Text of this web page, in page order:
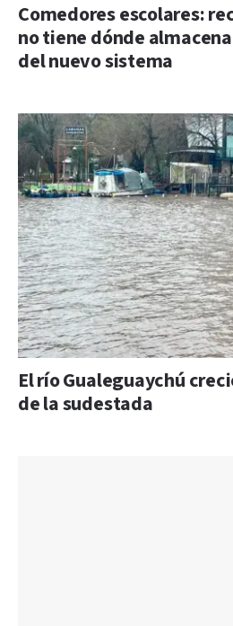
Comedores escolares:
no tiene dónde
del nuevo sistema
El río Gualeguaychú
de la sudestada